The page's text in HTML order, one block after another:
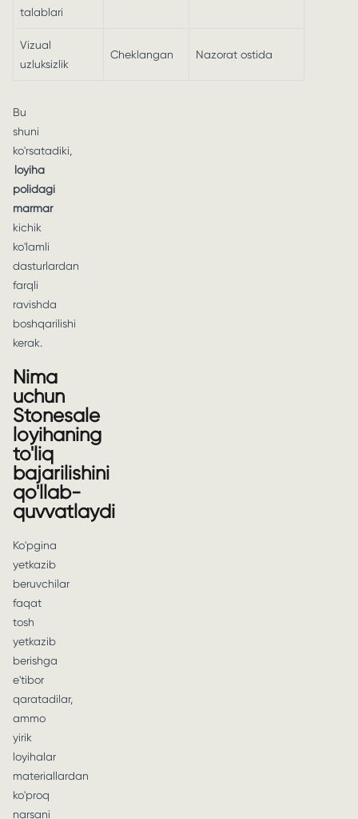
talablari
Vizual
uzluksizlik
Cheklangan Nazorat ostida
Bu
shuni
ko'rsatadiki,
loyiha
polidagi
marmar
kichik
ko'lamli
dasturlardan
farqli
ravishda
boshqarilishi
kerak.
Nima
uchun
Stonesale
loyihaning
to'liq
bajarilishini
qo'llab-
quvvatlaydi
Ko'pgina
yetkazib
beruvchilar
faqat
tosh
yetkazib
berishga
e'tibor
qaratadilar,
ammo
yirik
loyihalar
materiallardan
ko'proq
narsani